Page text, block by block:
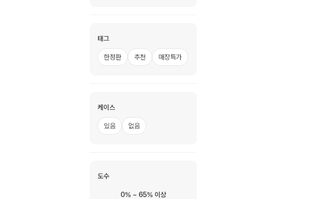
태그
한정판 추천 매장특가
케이스
있음 없음
도수
0% ~ 65% 이상